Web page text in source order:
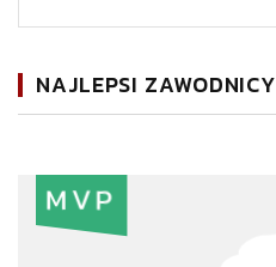
NAJLEPSI ZAWODNICY
MVP